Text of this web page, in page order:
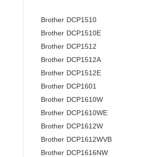
Brother DCP1510
Brother DCP1510E
Brother DCP1512
Brother DCP1512A
Brother DCP1512E
Brother DCP1601
Brother DCP1610W
Brother DCP1610WE
Brother DCP1612W
Brother DCP1612WVB
Brother DCP1616NW